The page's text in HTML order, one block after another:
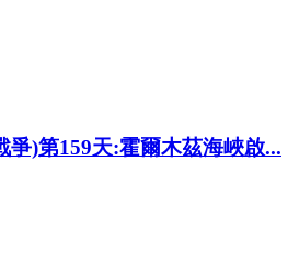
爭)第159天:霍爾木茲海峽啟...